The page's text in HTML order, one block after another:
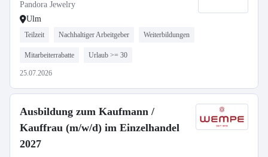
Pandora Jewelry
Ulm
Teilzeit Nachhaltiger Arbeitgeber Weiterbildungen
Mitarbeiterrabatte Urlaub >= 30
25.07.2026
Ausbildung zum Kaufmann /
Kauffrau (m/w/d) im Einzelhandel
2027